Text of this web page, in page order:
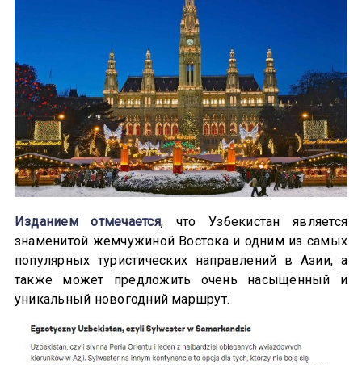
Изданием отмечается, что Узбекистан является
знаменитой жемчужиной Востока и одним из самых
популярных туристических направлений в Азии, а
также может предложить очень насыщенный и
уникальный новогодний маршрут.